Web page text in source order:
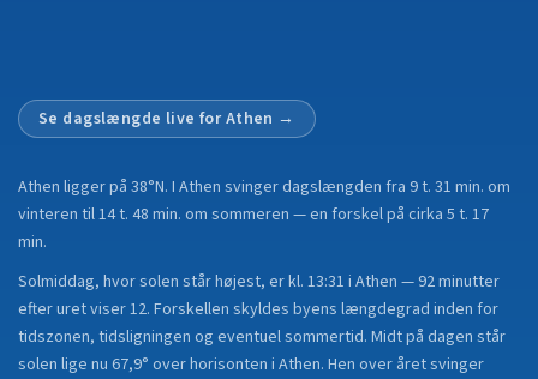
Se dagslængde live forAthen →
Athen ligger på 38°N. I Athen svinger dagslængden fra 9 t. 31 min. om
vinteren til 14 t. 48 min. om sommeren — en forskel på cirka 5 t. 17
min.
Solmiddag, hvor solen står højest, er kl. 13:31 i Athen — 92 minutter
efter uret viser 12. Forskellen skyldes byens længdegrad inden for
tidszonen, tidsligningen og eventuel sommertid. Midt på dagen står
solen lige nu 67,9° over horisonten i Athen. Hen over året svinger